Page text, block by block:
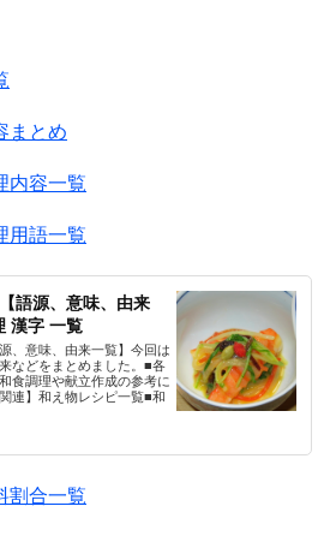
まとめ
内容一覧
用語一覧
語源、意味、由来
漢字 一覧
、意味、由来一覧】今回は
などをまとめました。■各
食調理や献立作成の参考に
連】和え物レシピ一覧■和
割合一覧